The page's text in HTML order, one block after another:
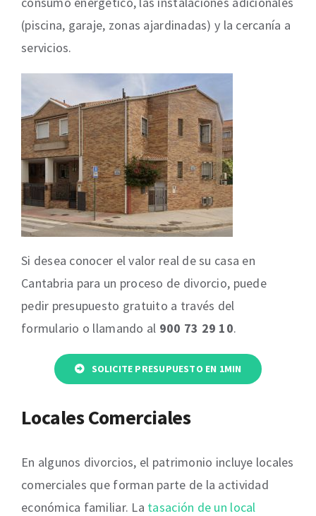
(piscina, garaje, zonas ajardinadas) y la cercanía a
servicios.
Si desea conocer el valor real de su casa en
Cantabria para un proceso de divorcio, puede
pedir presupuesto gratuito a través del
formulario o llamando al 900 73 29 10.
SOLICITE PRESUPUESTO EN 1MIN
Locales Comerciales
En algunos divorcios, el patrimonio incluye locales
comerciales que forman parte de la actividad
económica familiar. La tasación de un local